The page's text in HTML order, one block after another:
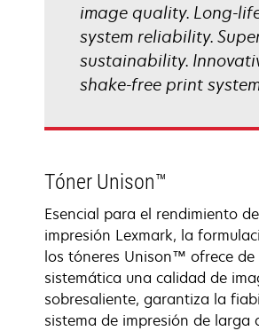
image quality. Long-
system reliability.
sustainability.
shake-free print
Tóner Unison™
Esencial para el rendimiento
impresión Lexmark, la
los tóneres Unison™ ofrece de
sistemática una calidad de
sobresaliente, garantiza la
sistema de impresión de larga